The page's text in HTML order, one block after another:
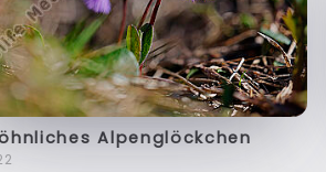
Alpenglöckchen